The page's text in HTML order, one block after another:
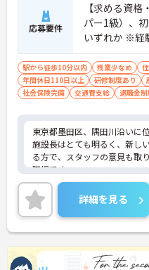
応募要件
【求める資
パー1級）、
いずれか ※経
駅から徒歩10分以内 残業少なめ
年間休日110日以上
研修制度あり
社会保険完備
交通費支給 退職金制
東京都墨田区、隅田川沿いに
施設長はとても明るく、新し
る方で、スタッフの意見も取
職場です。
入社後3ヶ月はしっかりとOJT
業いただけます。
残業少なめ、メリハリを付け
く、ワークライフバランスも
す。
ご興味ある方には、面接のポ
細をお話致しますのでお気軽
詳細を見る